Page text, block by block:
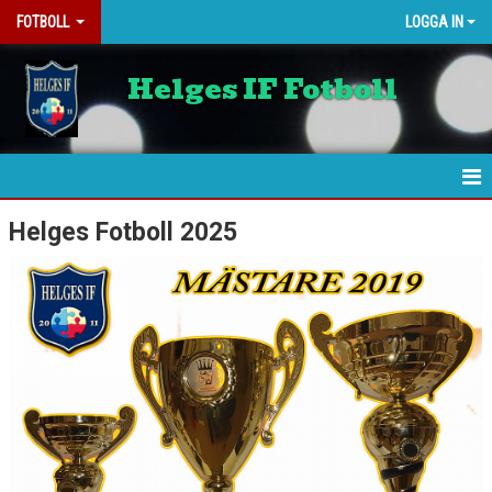
FOTBOLL LOGGA IN
Helges IF Fotboll
HEM
NYHETER
MATCHER
HELGES A
HELGES U
KALENDER
Helges Fotboll 2025